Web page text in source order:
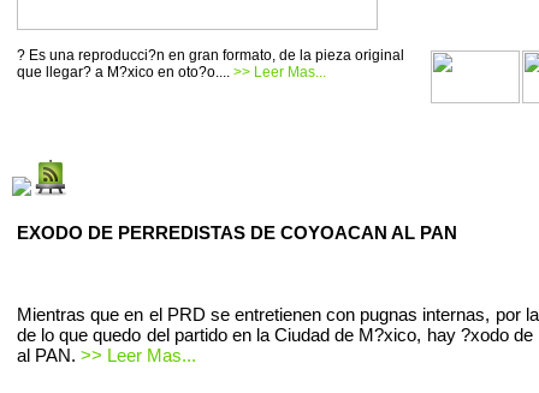
? Es una reproducci?n en gran formato, de la pieza original
que llegar? a M?xico en oto?o.... >> Leer Mas...
EXODO DE PERREDISTAS DE COYOACAN AL PAN
Mientras que en el PRD se entretienen con pugnas internas, por
de lo que quedo del partido en la Ciudad de M?xico, hay ?xodo de
al PAN. >> Leer Mas...